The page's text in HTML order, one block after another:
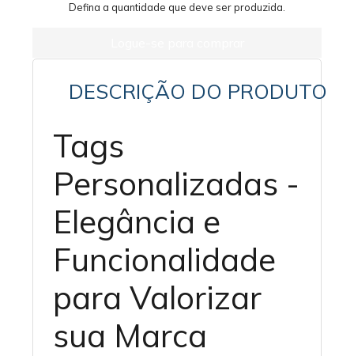
Defina a quantidade que deve ser produzida.
DESCRIÇÃO DO PRODUTO
Tags
Personalizadas -
Elegância e
Funcionalidade
para Valorizar
sua Marca